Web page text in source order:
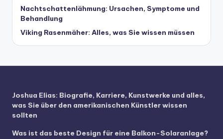
Nachtschattenlähmung: Ursachen, Symptome und
Behandlung
Viking Rasenmäher: Alles, was Sie wissen müssen
Joshua Elias: Biografie, Karriere, Kunstwerke und alles,
was Sie über den amerikanischen Künstler wissen
sollten
Was ist das beste Design für eine Balkon-Solaranlage?